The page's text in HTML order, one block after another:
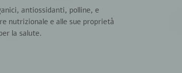
antiossidanti, polline, e
nutrizionale e alle sue proprietà
la salute.